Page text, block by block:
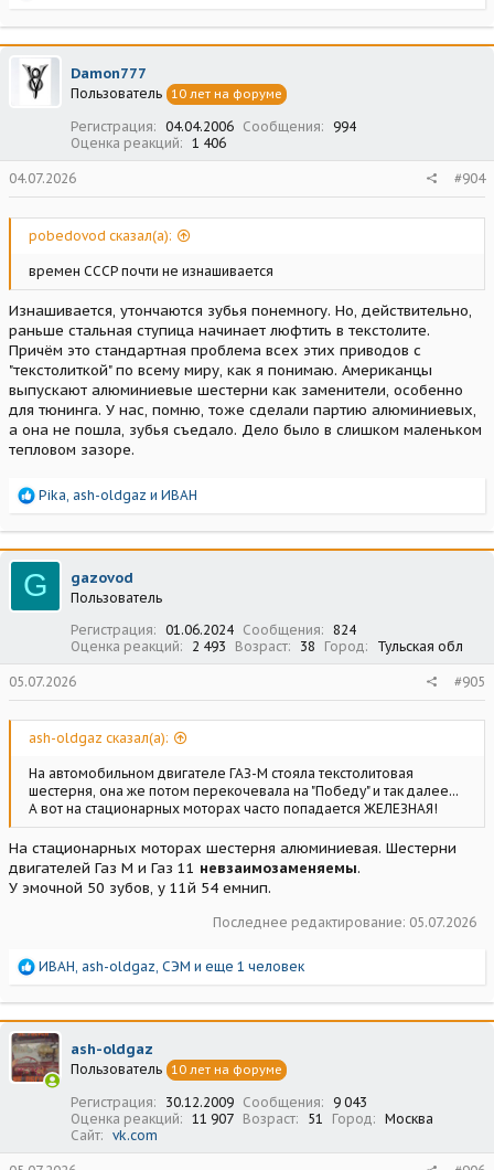
а
к
ц
и
и
Damon777
Пользователь 10 лет на форуме
Регистрация 04.04.2006 Сообщения
994
Оценка реакций
1 406
04.07.2026 #904
pobedovod сказал(а):
времен СССР почти не изнашивается
Изнашивается, утончаются зубья понемногу. Но, действительно,
раньше стальная ступица начинает люфтить в текстолите.
Причём это стандартная проблема всех этих приводов с
"текстолиткой" по всему миру, как я понимаю. Американцы
выпускают алюминиевые шестерни как заменители, особенно
для тюнинга. У нас, помню, тоже сделали партию алюминиевых,
а она не пошла, зубья съедало. Дело было в слишком маленьком
тепловом зазоре.
Р
а
к
ц
и
и
Pika ash-oldgaz и ИВАН
G gazovod
Пользователь
Регистрация
01.06.2024 Сообщения
824
Оценка реакций
2 493 Возраст 38 Город Тульская обл
05.07.2026 #905
ash-oldgaz сказал(а):
На автомобильном двигателе ГАЗ-М стояла текстолитовая
шестерня, она же потом перекочевала на "Победу" и так далее...
А вот на стационарных моторах часто попадается ЖЕЛЕЗНАЯ!
На стационарных моторах шестерня алюминиевая. Шестерни
двигателей Газ М и Газ 11 невзаимозаменяемы.
У эмочной 50 зубов, у 11й 54 емнип.
Последнее редактирование: 05.07.2026
Р
а
к
ц
и
и
ИВАН, ash-oldgaz, СЭМ и еще 1 человек
ash-oldgaz
Пользователь 10 лет на форуме
Регистрация 30.12.2009 Сообщения
9 043
Оценка реакций
11 907 Возраст 51 Город
Москва
Сайт
vk.com